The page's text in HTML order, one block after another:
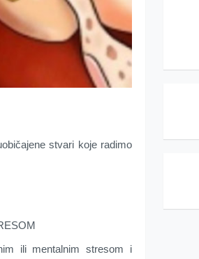
stvari koje radimo
ili mentalnim stresom i